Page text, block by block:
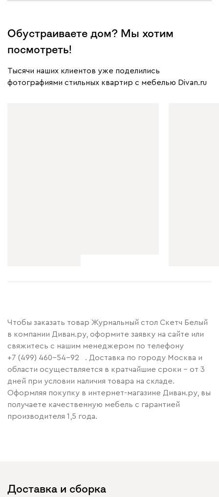
Обустраиваете дом? Мы хотим
посмотреть!
Тысячи наших клиентов уже поделились
фотографиями стильных квартир с мебелью Divan.ru
Чтобы заказать товар Журнальный стол Скетч Белый
в компании Диван.ру, оформите заявку на сайте или
свяжитесь с нашим менеджером по телефону
+7 (499) 460-54-92
. Доставка по городу Москва и
области осуществляется в кратчайшие сроки – от 3
дней при условии наличия товара на складе.
Оформляя покупку в интернет-магазине Диван.ру, вы
получаете качественную мебель с гарантией
производителя 1,5 года.
Доставка и сборка